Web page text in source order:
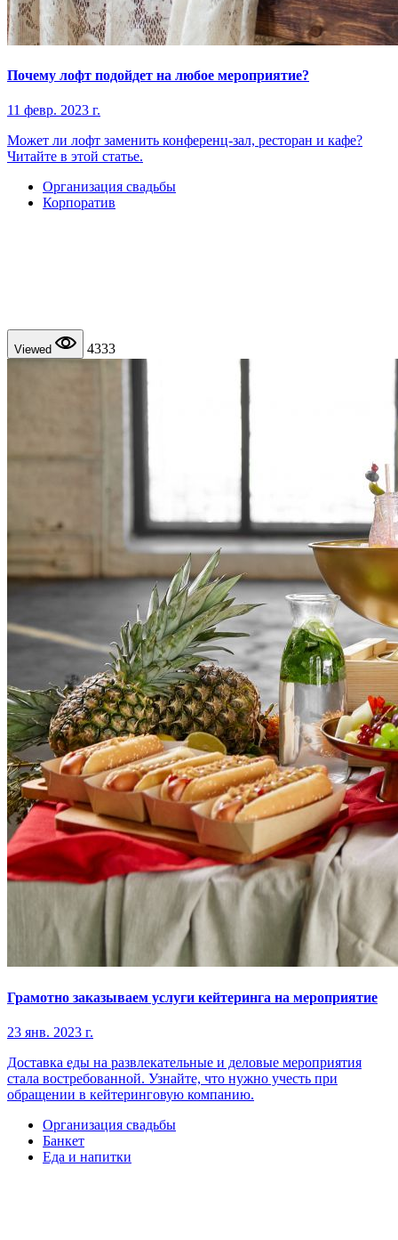
Почему лофт подойдет на любое мероприятие?
11 февр. 2023 г.
Может ли лофт заменить конференц-зал, ресторан и кафе?
Читайте в этой статье.
Организация свадьбы
Корпоратив
Viewed 4333
Грамотно заказываем услуги кейтеринга на мероприятие
23 янв. 2023 г.
Доставка еды на развлекательные и деловые мероприятия
стала востребованной. Узнайте, что нужно учесть при
обращении в кейтеринговую компанию.
Организация свадьбы
Банкет
Еда и напитки